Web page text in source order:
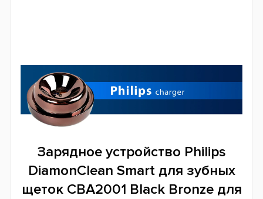
Зарядное устройство Philips
DiamonClean Smart для зубных
щеток CBA2001 Black Bronzeдля